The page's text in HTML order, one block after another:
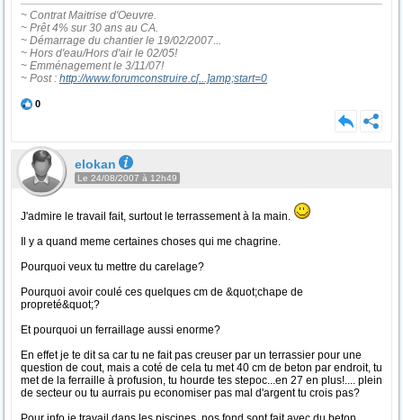
~ Contrat Maitrise d'Oeuvre.
~ Prêt 4% sur 30 ans au CA.
~ Démarrage du chantier le 19/02/2007...
~ Hors d'eau/Hors d'air le 02/05!
~ Emménagement le 3/11/07!
~ Post : http://www.forumconstruire.c[...]amp;start=0
0
elokan
Le 24/08/2007 à 12h49
J'admire le travail fait, surtout le terrassement à la main.
Il y a quand meme certaines choses qui me chagrine.
Pourquoi veux tu mettre du carelage?
Pourquoi avoir coulé ces quelques cm de &quot;chape de
propreté&quot;?
Et pourquoi un ferraillage aussi enorme?
En effet je te dit sa car tu ne fait pas creuser par un terrassier pour une
question de cout, mais a coté de cela tu met 40 cm de beton par endroit, tu
met de la ferraille à profusion, tu hourde tes stepoc...en 27 en plus!.... plein
de secteur ou tu aurrais pu economiser pas mal d'argent tu crois pas?